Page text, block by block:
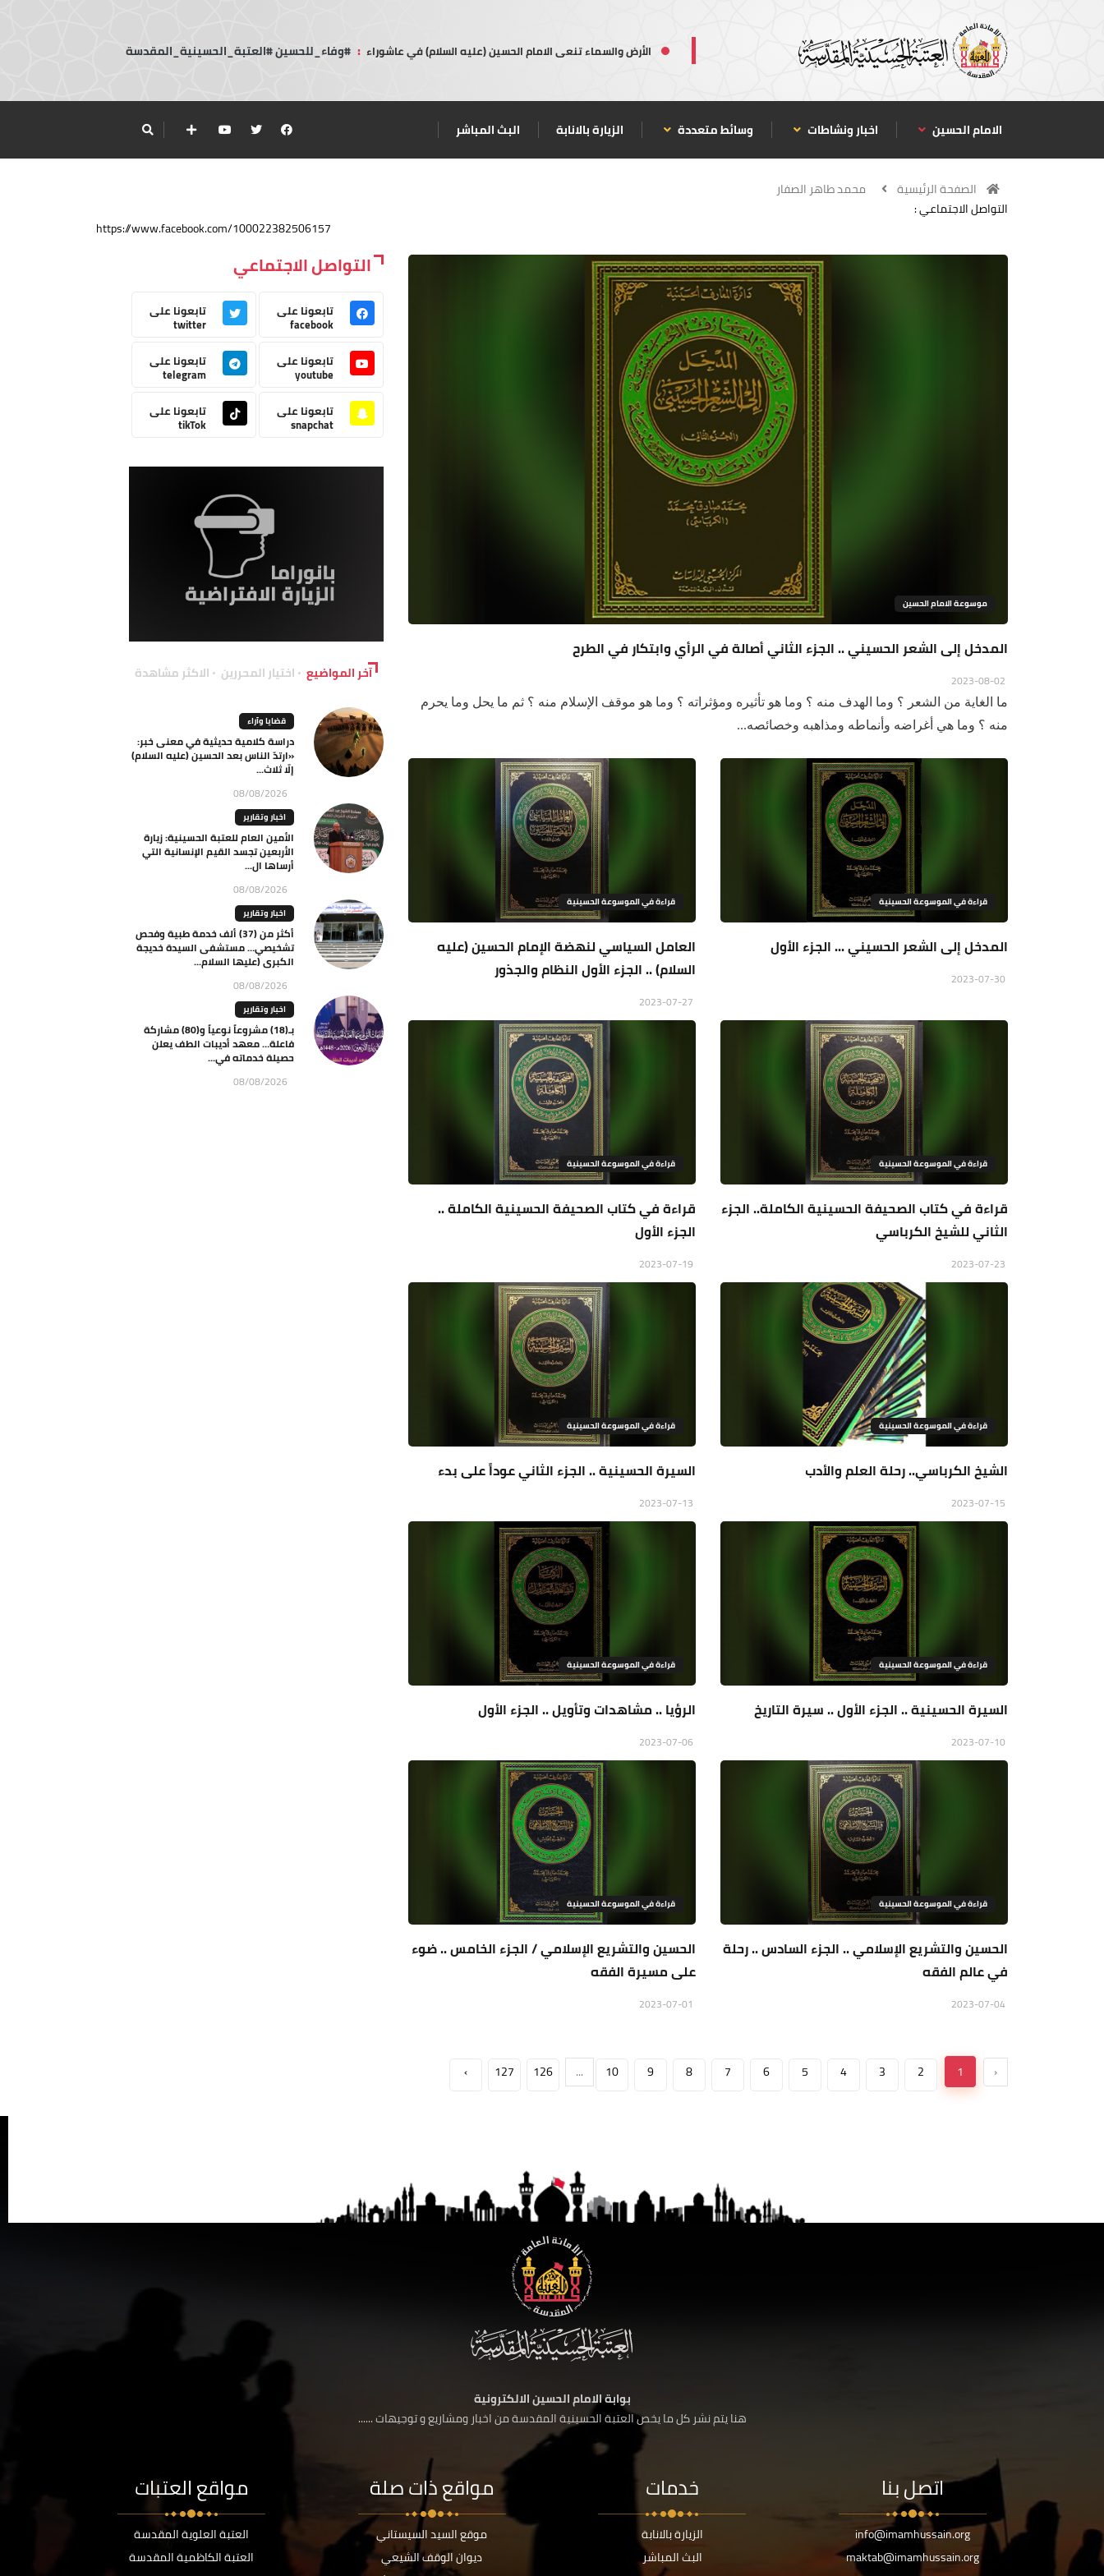
الأرض والسماء تنعى الامام الحسين (عليه السلام) في عاشوراء : #وفاء_للحسين #العتبة_الحسينية_المقدسة
الامام الحسين اخبار ونشاطات وسائط متعددة الزيارة بالانابة البث المباشر
الصفحة الرئيسية
محمد طاهر الصفار
التواصل الاجتماعي :
https://www.facebook.com/100022382506157
موسوعة الامام الحسين
المدخل إلى الشعر الحسيني .. الجزء الثاني أصالة في الرأي وابتكار في الطرح
ما الغاية من الشعر ؟ وما الهدف منه ؟ وما هو تأثيره ومؤثراته ؟ وما هو موقف الإسلام منه ؟ ثم ما يحل وما يحرم
منه ؟ وما هي أغراضه وأنماطه ومذاهبه وخصائصه...
قراءة في الموسوعة الحسينية
المدخل إلى الشعر الحسيني ... الجزء الأول
قراءة في الموسوعة الحسينية
العامل السياسي لنهضة الإمام الحسين (عليه
السلام) .. الجزء الأول النظام والجذور
قراءة في الموسوعة الحسينية
قراءة في كتاب الصحيفة الحسينية الكاملة.. الجزء
الثاني للشيخ الكرباسي
قراءة في الموسوعة الحسينية
قراءة في كتاب الصحيفة الحسينية الكاملة ..
الجزء الأول
قراءة في الموسوعة الحسينية
الشيخ الكرباسي.. رحلة العلم والأدب
قراءة في الموسوعة الحسينية
السيرة الحسينية .. الجزء الثاني عوداً على بدء
قراءة في الموسوعة الحسينية
السيرة الحسينية .. الجزء الأول .. سيرة التاريخ
قراءة في الموسوعة الحسينية
الرؤيا .. مشاهدات وتأويل .. الجزء الأول
قراءة في الموسوعة الحسينية
الحسين والتشريع الإسلامي .. الجزء السادس .. رحلة
في عالم الفقه
قراءة في الموسوعة الحسينية
الحسين والتشريع الإسلامي / الجزء الخامس .. ضوء
على مسيرة الفقه
‹
1
2
3
4
5
6
7
8
9
10
...
126
127
›
التواصل الاجتماعي
تابعونا على
facebook
تابعونا على
twitter
تابعونا على
youtube
تابعونا على
telegram
تابعونا على
snapchat
تابعونا على
tikTok
آخر المواضيع اختيار المحررين الاكثر مشاهدة
قضايا وآراء
دراسة كلامية حديثية في معنى خبر:
«ارتدّ الناس بعد الحسين (عليه السلام)
إلّا ثلاث...
08/08/2026
اخبار وتقارير
الأمين العام للعتبة الحسينية: زيارة
الأربعين تجسد القيم الإنسانية التي
أرساها ال...
08/08/2026
اخبار وتقارير
أكثر من (37) ألف خدمة طبية وفحص
تشخيصي… مستشفى السيدة خديجة
الكبرى (عليها السلام...
08/08/2026
اخبار وتقارير
بـ(18) مشروعاً نوعياً و(80) مشاركة
فاعلة… معهد أديبات الطف يعلن
حصيلة خدماته في...
08/08/2026
بوابة الامام الحسين الالكترونية
هنا يتم نشر كل ما يخص العتبة الحسينية المقدسة من اخبار ومشاريع و توجيهات ......
اتصل بنا
info@imamhussain.org
maktab@imamhussain.org
خدمات
الزيارة بالانابة
البث المباشر
مواقع ذات صلة
موقع السيد السيستاني
ديوان الوقف الشيعي
مواقع العتبات
العتبة العلوية المقدسة
العتبة الكاظمية المقدسة